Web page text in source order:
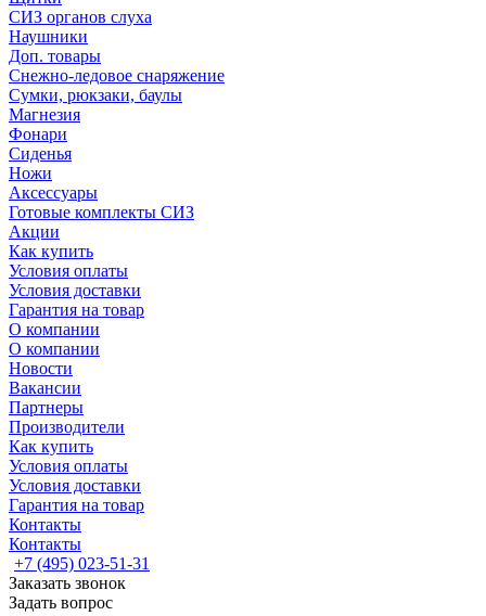
СИЗ органов слуха
Наушники
Доп. товары
Снежно-ледовое снаряжение
Сумки, рюкзаки, баулы
Магнезия
Фонари
Сиденья
Ножи
Аксессуары
Готовые комплекты СИЗ
Акции
Как купить
Условия оплаты
Условия доставки
Гарантия на товар
О компании
О компании
Новости
Вакансии
Партнеры
Производители
Как купить
Условия оплаты
Условия доставки
Гарантия на товар
Контакты
Контакты
+7 (495) 023-51-31
Заказать звонок
Задать вопрос